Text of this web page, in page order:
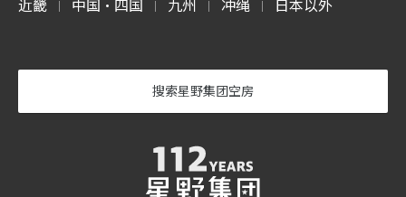
近畿 | 中国・四国 | 九州 | 冲绳 | 日本以外
搜索星野集团空房